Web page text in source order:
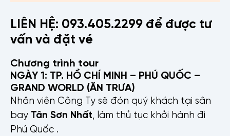
LIÊN HỆ: 093.405.2299 để được tư
vấn và đặt vé
Chương trình tour
NGÀY 1: TP. HỒ CHÍ MINH – PHÚ QUỐC –
GRAND WORLD (ĂN TRƯA)
Nhân viên Công Ty sẽ đón quý khách tại sân
bay Tân Sơn Nhất, làm thủ tục khởi hành đi
Phú Quốc .